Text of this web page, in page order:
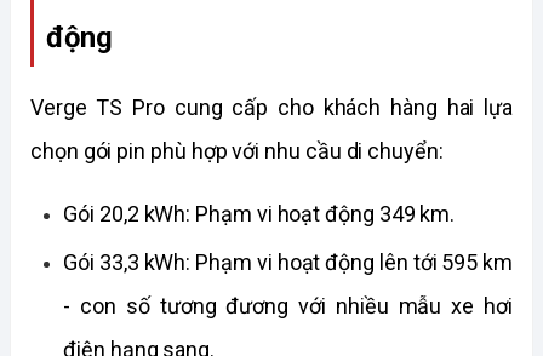
động
Verge TS Pro cung cấp cho khách hàng hai lựa
chọn gói pin phù hợp với nhu cầu di chuyển:
Gói 20,2 kWh: Phạm vi hoạt động 349 km.
Gói 33,3 kWh: Phạm vi hoạt động lên tới 595 km
- con số tương đương với nhiều mẫu xe hơi
điện hạng sang.